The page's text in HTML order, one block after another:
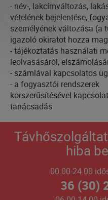
- név-, lakcímváltozás,
vételének bejelentése,
személyének változása (a
igazoló okiratot hozza
- tájékoztatás használati
leolvasásáról,
- számlával kapcsolatos
- a fogyasztói rendszerek
korszerűsítésével
tanácsadás
hiba
00.00-24.00
36 (30)